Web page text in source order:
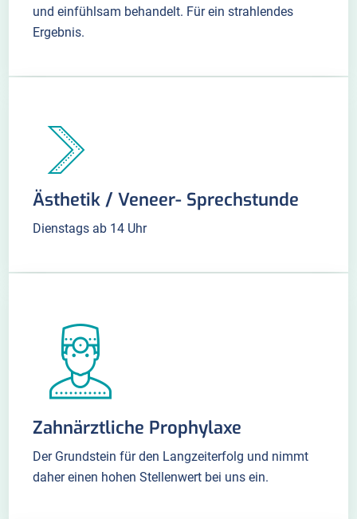
und einfühlsam behandelt. Für ein strahlendes
Ergebnis.
Ästhetik / Veneer- Sprechstunde
Dienstags ab 14 Uhr
Zahnärztliche Prophylaxe
Der Grundstein für den Langzeiterfolg und nimmt
daher einen hohen Stellenwert bei uns ein.